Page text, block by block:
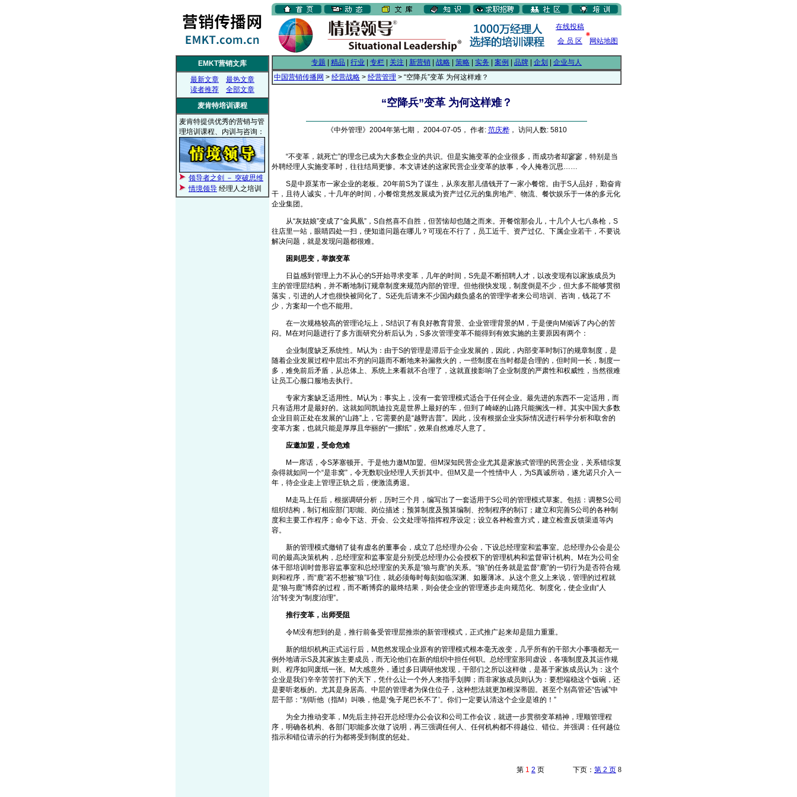
在线投稿
会 员 区
网站地图
EMKT营销文库
最新文章
最热文章
读者推荐
全部文章
麦肯特培训课程
麦肯特提供优秀的营销与管
理培训课程、内训与咨询：
领导者之剑 － 突破思维
情境领导 经理人之培训
专题 精品 行业 专栏 关注 新营销 战略 策略 实务 案例 品牌 企划
企业与人
中国营销传播网 > 经营战略 > 经营管理 > “空降兵”变革 为何这样难？
“空降兵”变革 为何这样难？
《中外管理》2004年第七期， 2004-07-05， 作者: 范庆桦， 访问人数: 5810
“不变革，就死亡”的理念已成为大多数企业的共识。但是实施变革的企业很多，而成功者却寥寥，特别是当
外聘经理人实施变革时，往往结局更惨。本文讲述的这家民营企业变革的故事，令人掩卷沉思……
S是中原某市一家企业的老板。20年前S为了谋生，从亲友那儿借钱开了一家小餐馆。由于S人品好，勤奋肯
干，且待人诚实，十几年的时间，小餐馆竟然发展成为资产过亿元的集房地产、物流、餐饮娱乐于一体的多元化
企业集团。
从“灰姑娘”变成了“金凤凰”，S自然喜不自胜，但苦恼却也随之而来。开餐馆那会儿，十几个人七八条枪，S
往店里一站，眼睛四处一扫，便知道问题在哪儿？可现在不行了，员工近千、资产过亿、下属企业若干，不要说
解决问题，就是发现问题都很难。
困则思变，举旗变革
日益感到管理上力不从心的S开始寻求变革，几年的时间，S先是不断招聘人才，以改变现有以家族成员为
主的管理层结构，并不断地制订规章制度来规范内部的管理。但他很快发现，制度倒是不少，但大多不能够贯彻
落实，引进的人才也很快被同化了。S还先后请来不少国内颇负盛名的管理学者来公司培训、咨询，钱花了不
少，方案却一个也不能用。
在一次规格较高的管理论坛上，S结识了有良好教育背景、企业管理背景的M，于是便向M倾诉了内心的苦
闷。M在对问题进行了多方面研究分析后认为，S多次管理变革不能得到有效实施的主要原因有两个：
企业制度缺乏系统性。M认为：由于S的管理是滞后于企业发展的，因此，内部变革时制订的规章制度，是
随着企业发展过程中层出不穷的问题而不断地来补漏救火的，一些制度在当时都是合理的，但时间一长，制度一
多，难免前后矛盾，从总体上、系统上来看就不合理了，这就直接影响了企业制度的严肃性和权威性，当然很难
让员工心服口服地去执行。
专家方案缺乏适用性。M认为：事实上，没有一套管理模式适合于任何企业。最先进的东西不一定适用，而
只有适用才是最好的。这就如同凯迪拉克是世界上最好的车，但到了崎岖的山路只能搁浅一样。其实中国大多数
企业目前正处在发展的“山路”上，它需要的是“越野吉普”。因此，没有根据企业实际情况进行科学分析和取舍的
变革方案，也就只能是厚厚且华丽的“一摞纸”，效果自然难尽人意了。
应邀加盟，受命危难
M一席话，令S茅塞顿开。于是他力邀M加盟。但M深知民营企业尤其是家族式管理的民营企业，关系错综复
杂得就如同一个“是非窝”，令无数职业经理人夭折其中。但M又是一个性情中人，为S真诚所动，遂允诺只介入一
年，待企业走上管理正轨之后，便激流勇退。
M走马上任后，根据调研分析，历时三个月，编写出了一套适用于S公司的管理模式草案。包括：调整S公司
组织结构，制订相应部门职能、岗位描述；预算制度及预算编制、控制程序的制订；建立和完善S公司的各种制
度和主要工作程序；命令下达、开会、公文处理等指挥程序设定；设立各种检查方式，建立检查反馈渠道等内
容。
新的管理模式撤销了徒有虚名的董事会，成立了总经理办公会，下设总经理室和监事室。总经理办公会是公
司的最高决策机构，总经理室和监事室是分别受总经理办公会授权下的管理机构和监督审计机构。M在为公司全
体干部培训时曾形容监事室和总经理室的关系是“狼与鹿”的关系。“狼”的任务就是监督“鹿”的一切行为是否符合规
则和程序，而“鹿”若不想被“狼”叼住，就必须每时每刻如临深渊、如履薄冰。从这个意义上来说，管理的过程就
是“狼与鹿”博弈的过程，而不断博弈的最终结果，则会使企业的管理逐步走向规范化、制度化，使企业由“人
治”转变为“制度治理”。
推行变革，出师受阻
令M没有想到的是，推行前备受管理层推崇的新管理模式，正式推广起来却是阻力重重。
新的组织机构正式运行后，M忽然发现企业原有的管理模式根本毫无改变，几乎所有的干部大小事项都无一
例外地请示S及其家族主要成员，而无论他们在新的组织中担任何职。总经理室形同虚设，各项制度及其运作规
则、程序如同废纸一张。M大感意外，通过多日调研他发现，干部们之所以这样做，是基于家族成员认为：这个
企业是我们辛辛苦苦打下的天下，凭什么让一个外人来指手划脚；而非家族成员则认为：要想端稳这个饭碗，还
是要听老板的。尤其是身居高、中层的管理者为保住位子，这种想法就更加根深蒂固。甚至个别高管还“告诫”中
层干部：“别听他（指M）叫唤，他是‘兔子尾巴长不了’。你们一定要认清这个企业是谁的！”
为全力推动变革，M先后主持召开总经理办公会议和公司工作会议，就进一步贯彻变革精神，理顺管理程
序，明确各机构、各部门职能多次做了说明，再三强调任何人、任何机构都不得越位、错位。并强调：任何越位
指示和错位请示的行为都将受到制度的惩处。
第 1 2 页 下页： 第 2 页 8